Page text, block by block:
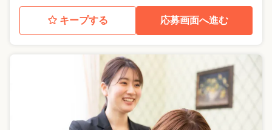
キープする 応募画面へ進む